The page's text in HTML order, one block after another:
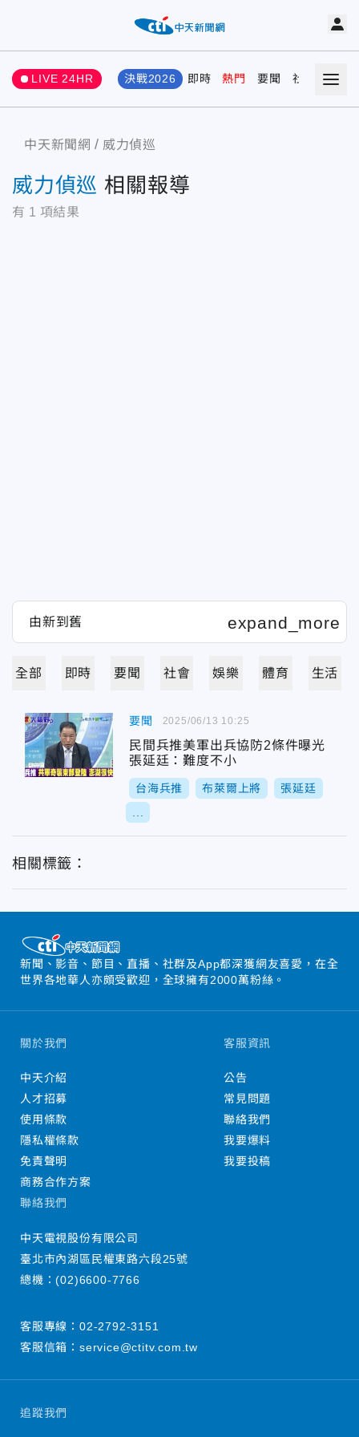
LIVE 24HR 決戰2026 即時 熱門 要聞 社會 娛樂
中天新聞網 威力偵巡
威力偵巡 相關報導
有 1 項結果
全部 即時 要聞 社會 娛樂 體育 生活
要聞
民間兵推美軍出兵協防2條件曝光
張延廷：難度不小
台海兵推 布萊爾上將 張延廷
2025/06/13 10:25
相關標籤：
新聞、影音、節目、直播、社群及App都深獲網友喜愛，在全
世界各地華人亦頗受歡迎，全球擁有2000萬粉絲。
追蹤我們
關於我們
中天介紹
人才招募
使用條款
隱私權條款
免責聲明
商務合作方案
客服資訊
公告
常見問題
聯絡我們
我要爆料
我要投稿
聯絡我們
中天電視股份有限公司
臺北市內湖區民權東路六段25號
總機：(02)6600-7766
客服專線： 02-2792-3151
客服信箱： service@ctitv.com.tw